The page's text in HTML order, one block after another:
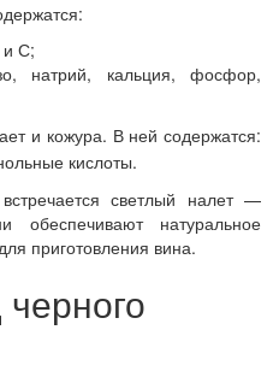
С;
натрий, кальция, фосфор,
и кожура. В ней содержатся:
кислоты.
светлый налет —
натуральное
приготовления вина.